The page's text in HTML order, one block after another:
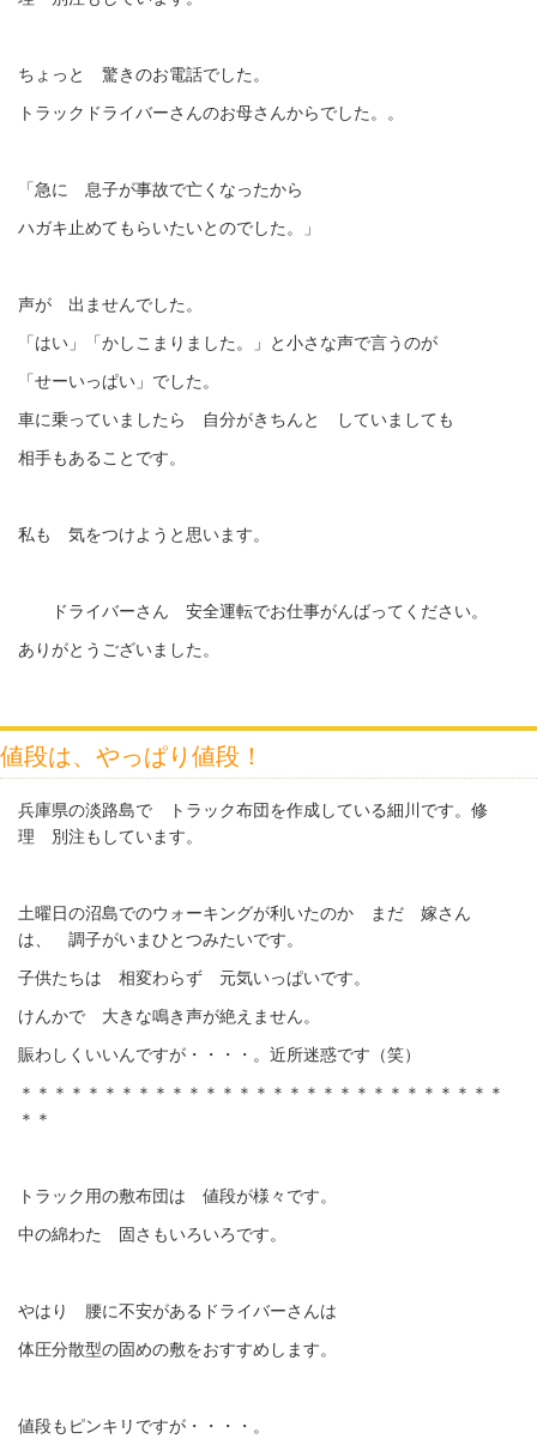
ちょっと 驚きのお電話でした。
トラックドライバーさんのお母さんからでした。。
「急に 息子が事故で亡くなったから
ハガキ止めてもらいたいとのでした。」
声が 出ませんでした。
「はい」「かしこまりました。」と小さな声で言うのが
「せーいっぱい」でした。
車に乗っていましたら 自分がきちんと していましても
相手もあることです。
私も 気をつけようと思います。
ドライバーさん 安全運転でお仕事がんばってください。
ありがとうございました。
値段は、やっぱり値段！
兵庫県の淡路島で トラック布団を作成している細川です。修
理 別注もしています。
土曜日の沼島でのウォーキングが利いたのか まだ 嫁さん
は、 調子がいまひとつみたいです。
子供たちは 相変わらず 元気いっぱいです。
けんかで 大きな鳴き声が絶えません。
賑わしくいいんですが・・・・。近所迷惑です（笑）
＊＊＊＊＊＊＊＊＊＊＊＊＊＊＊＊＊＊＊＊＊＊＊＊＊＊＊＊＊
＊＊
トラック用の敷布団は 値段が様々です。
中の綿わた 固さもいろいろです。
やはり 腰に不安があるドライバーさんは
体圧分散型の固めの敷をおすすめします。
値段もピンキリですが・・・・。